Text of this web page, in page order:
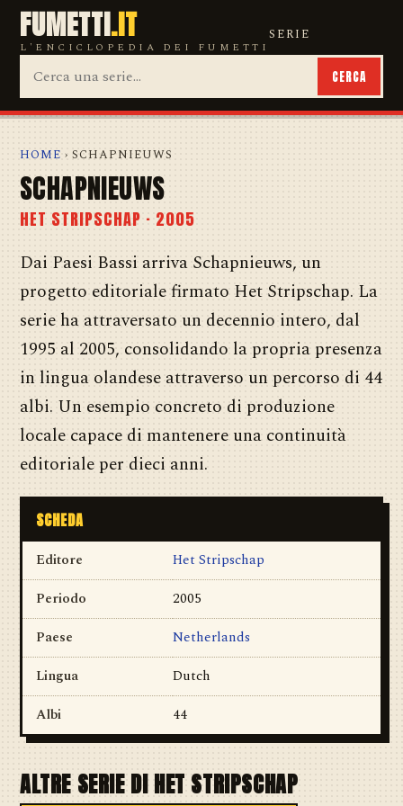
FUMETTI.IT
L'ENCICLOPEDIA DEI FUMETTI
SERIE
CERCA
HOME › SCHAPNIEUWS
SCHAPNIEUWS
HET STRIPSCHAP · 2005
Dai Paesi Bassi arriva Schapnieuws, un
progetto editoriale firmato Het Stripschap. La
serie ha attraversato un decennio intero, dal
1995 al 2005, consolidando la propria presenza
in lingua olandese attraverso un percorso di 44
albi. Un esempio concreto di produzione
locale capace di mantenere una continuità
editoriale per dieci anni.
SCHEDA
Editore
Het Stripschap
Periodo
2005
Paese
Netherlands
Lingua
Dutch
Albi
44
ALTRE SERIE DI HET STRIPSCHAP